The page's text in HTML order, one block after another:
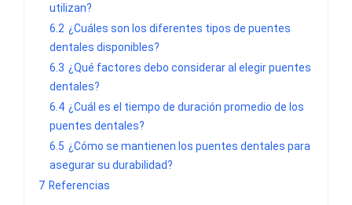
utilizan?
6.2 ¿Cuáles son los diferentes tipos de puentes
dentales disponibles?
6.3 ¿Qué factores debo considerar al elegir puentes
dentales?
6.4 ¿Cuál es el tiempo de duración promedio de los
puentes dentales?
6.5 ¿Cómo se mantienen los puentes dentales para
asegurar su durabilidad?
7 Referencias